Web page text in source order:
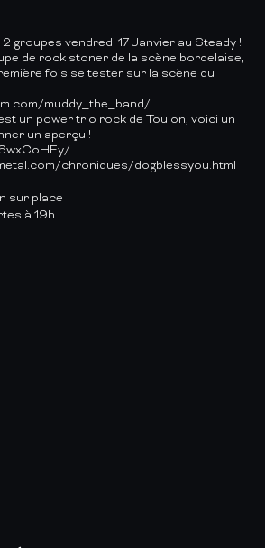
groupes vendredi 17 Janvier au Steady !
de rock stoner de la scène bordelaise,
fois se tester sur la scène du
muddy_the_band/
un power trio rock de Toulon, voici un
un aperçu !
chroniques/dogblessyou.html
sur place
à 19h